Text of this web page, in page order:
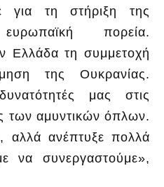
για τη στήριξη της
πορεία.
Ελλάδα τη συμμετοχή
της Ουκρανίας.
μας στις
των αμυντικών όπλων.
αλλά ανέπτυξε πολλά
να συνεργαστούμε»,